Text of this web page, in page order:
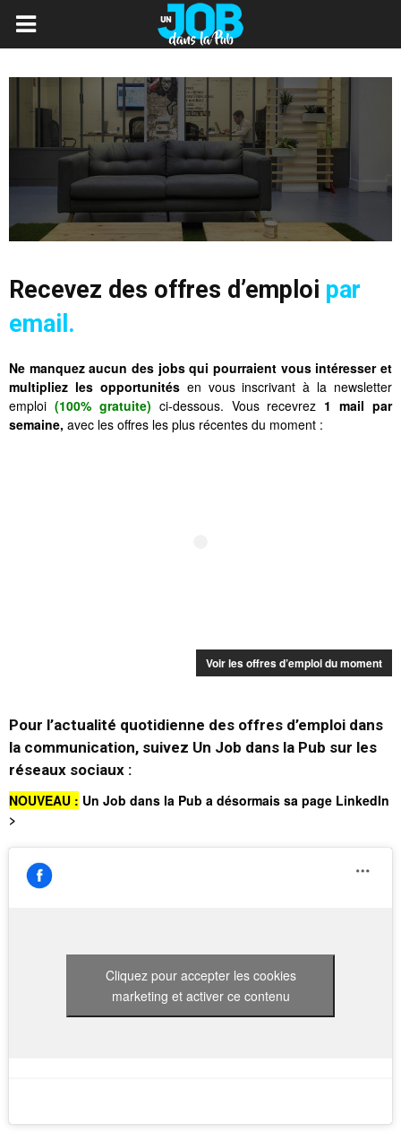
Recevez des offres d’emploi par
email.
Ne manquez aucun des jobs qui pourraient vous intéresser et
multipliez les opportunitésen vous inscrivant à la newsletter
emploi (100% gratuite) ci-dessous. Vous recevrez 1 mail par
semaine, avec les offres les plus récentes du moment :
Voir les offres d’emploi du moment
Pour l’actualité quotidienne des offres d’emploi dans
la communication, suivez Un Job dans la Pub sur les
réseaux sociaux :
NOUVEAU : Un Job dans la Pub a désormais sa page LinkedIn
>
Cliquez pour accepter les cookies
marketing et activer ce contenu